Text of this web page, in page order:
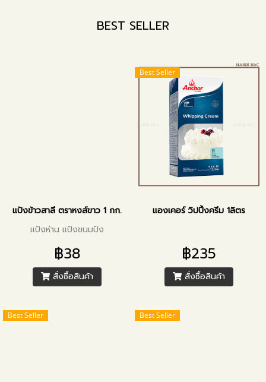
BEST SELLER
แป้งข้าวสาลี ตราหงส์ขาว 1 กก.
แป้งห่าน แป้งขนมปัง
฿38
สั่งซื้อสินค้า
Best Seller
แองเคอร์ วิปปิ้งครีม 1ลิตร
฿235
สั่งซื้อสินค้า
Best Seller Best Seller